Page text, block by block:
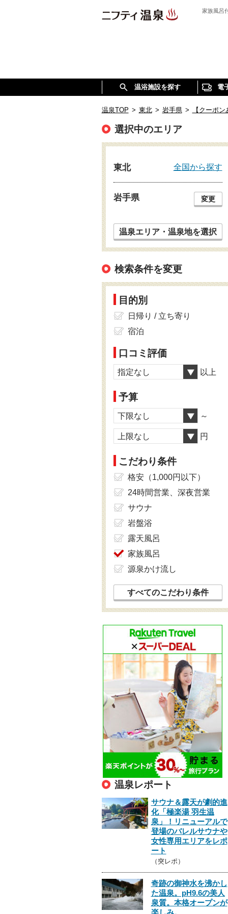
家族風呂
温浴施設を探す 電
温泉TOP > 東北 > 岩手県 > 【クーポ
選択中のエリア
東北 全国から探す
岩手県 変更
温泉エリア・温泉地を選択
検索条件を変更
目的別
日帰り / 立ち寄り
宿泊
口コミ評価
指定なし 以上
予算
下限なし ～
上限なし 円
こだわり条件
格安（1,000円以下）
24時間営業、深夜営業
サウナ
岩盤浴
露天風呂
家族風呂
源泉かけ流し
すべてのこだわり条件
温泉レポート
サウナ＆露天が劇的進
化「極楽湯 羽生温
泉」！リニューアルで
登場のバレルサウナや
女性専用エリアをレポ
ート
（突レポ）
奇跡の御神水を沸かし
た温泉。pH9.6の美人
泉質。本格オープンが